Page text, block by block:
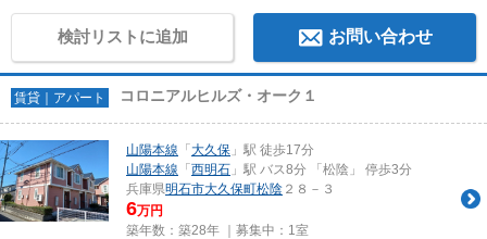
検討リストに追加 お問い合わせ
賃貸｜アパート コロニアルヒルズ・オーク１
山陽本線 「 大久保 」駅 徒歩17分
山陽本線 「 西明石 」駅 バス8分 「松陰」 停歩3分
兵庫県明石市大久保町松陰 ２８－３
6万円
築年数：築28年 ｜募集中： 1室